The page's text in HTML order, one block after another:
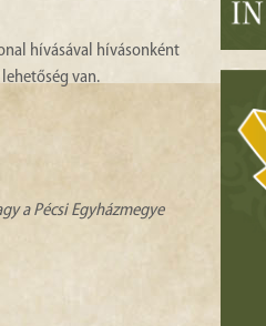
hívásával hívásonként
van.
a Pécsi Egyházmegye